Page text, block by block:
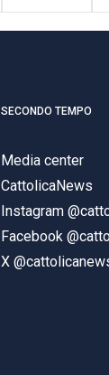
SECONDO TEMPO
Media center
CattolicaNews
Instagram
Facebook
X